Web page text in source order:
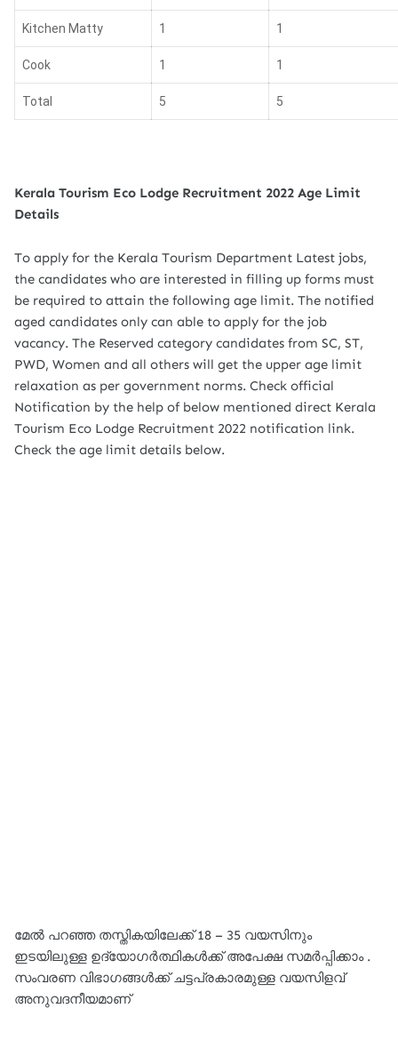
Kitchen Matty 1 1
Cook 1 1
Total 5 5
Kerala Tourism Eco Lodge Recruitment 2022 Age Limit
Details
To apply for the Kerala Tourism Department Latest jobs,
the candidates who are interested in filling up forms must
be required to attain the following age limit. The notified
aged candidates only can able to apply for the job
vacancy. The Reserved category candidates from SC, ST,
PWD, Women and all others will get the upper age limit
relaxation as per government norms. Check official
Notification by the help of below mentioned direct Kerala
Tourism Eco Lodge Recruitment 2022 notification link.
Check the age limit details below.
മേൽ പറഞ്ഞ തസ്തികയിലേക്ക് 18 – 35 വയസിനും
ഇടയിലുള്ള ഉദ്യോഗർത്ഥികൾക്ക് അപേക്ഷ സമർപ്പിക്കാം .
സംവരണ വിഭാഗങ്ങൾക്ക് ചട്ടപ്രകാരമുള്ള വയസിളവ്
അനുവദനീയമാണ്